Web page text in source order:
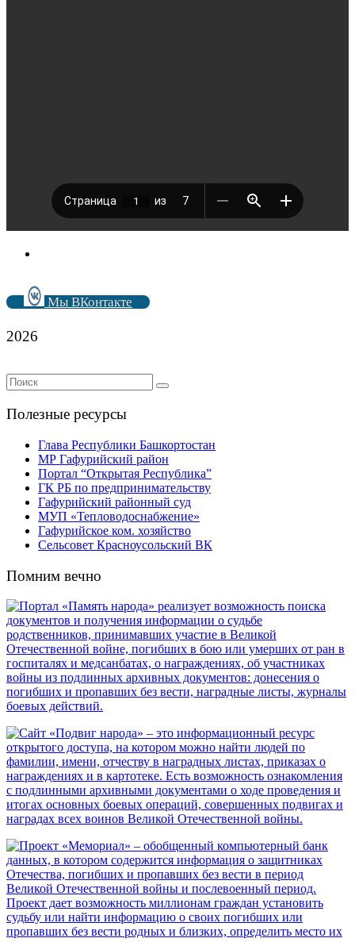
Мы ВКонтакте
2026
Полезные ресурсы
Глава Республики Башкортостан
МР Гафурийский район
Портал “Открытая Республика”
ГК РБ по предпринимательству
Гафурийский районный суд
МУП «Тепловодоснабжение»
Гафурийское ком. хозяйство
Сельсовет Красноусольский ВК
Помним вечно